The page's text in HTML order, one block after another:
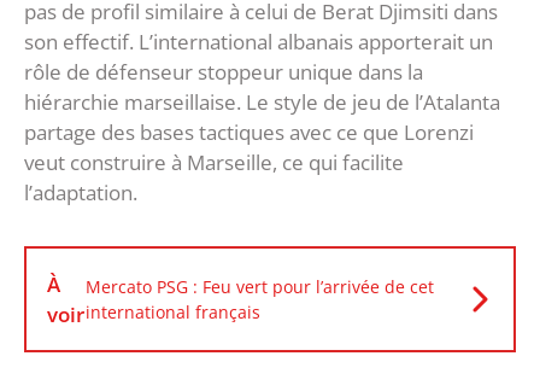
pas de profil similaire à celui de Berat Djimsiti dans
son effectif. L’international albanais apporterait un
rôle de défenseur stoppeur unique dans la
hiérarchie marseillaise. Le style de jeu de l’Atalanta
partage des bases tactiques avec ce que Lorenzi
veut construire à Marseille, ce qui facilite
l’adaptation.
À
voir
Mercato PSG : Feu vert pour l’arrivée de cet
international français